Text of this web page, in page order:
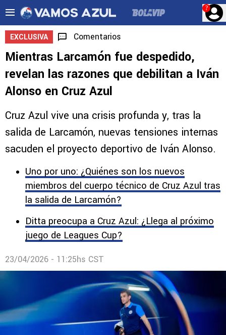
?
EXCLUSIVA Comentarios
Mientras Larcamón fue despedido,
revelan las razones que debilitan a Iván
Alonso en Cruz Azul
Cruz Azul vive una crisis profunda y, tras la
salida de Larcamón, nuevas tensiones internas
sacuden el proyecto deportivo de Iván Alonso.
Uno por uno: ¿Quiénes son los nuevos
miembros del cuerpo técnico de Cruz Azul tras
la salida de Larcamón?
Ditta preocupa a Cruz Azul: ¿Llega al próximo
juego de Leagues Cup?
23/04/2026 - 11:25hs CST